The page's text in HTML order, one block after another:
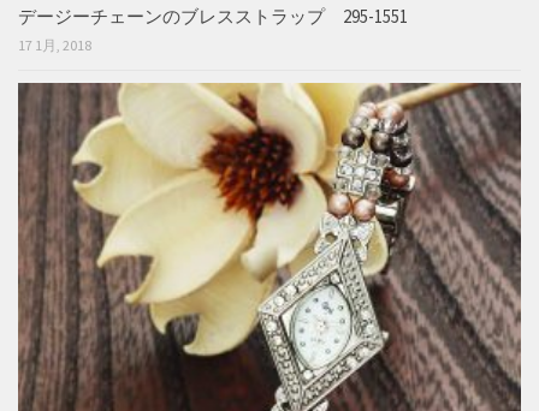
デージーチェーンのブレスストラップ 295-1551
17 1月, 2018